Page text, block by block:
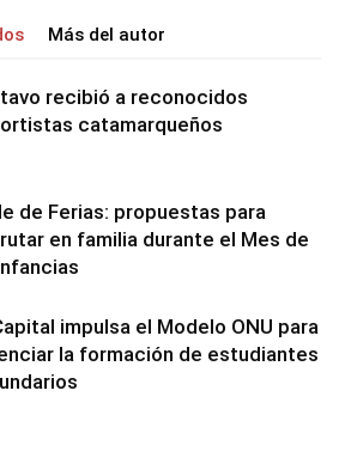
Más del autor
recibió a reconocidos
catamarqueños
de Ferias: propuestas para
en familia durante el Mes de
impulsa el Modelo ONU para
la formación de estudiantes